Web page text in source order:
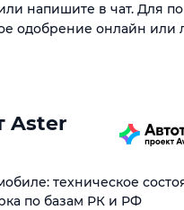
напишите в чат. Для
одобрение онлайн или
Aster
техническое
по базам РК и РФ